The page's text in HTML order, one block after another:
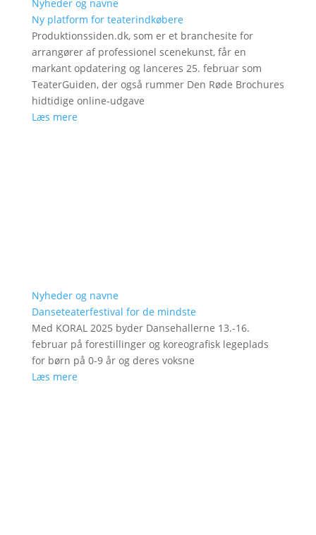
Nyheder og navne
Ny platform for teaterindkøbere
Produktionssiden.dk, som er et branchesite for
arrangører af professionel scenekunst, får en
markant opdatering og lanceres 25. februar som
TeaterGuiden, der også rummer Den Røde Brochures
hidtidige online-udgave
Læs mere
Nyheder og navne
Danseteaterfestival for de mindste
Med KORAL 2025 byder Dansehallerne 13.-16.
februar på forestillinger og koreografisk legeplads
for børn på 0-9 år og deres voksne
Læs mere